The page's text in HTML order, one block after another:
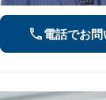
電話でお